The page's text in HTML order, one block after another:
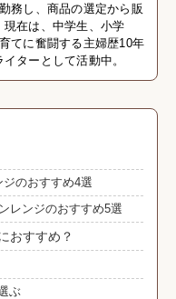
務し、商品の選定から販
在は、中学生、小学
てに奮闘する主婦歴10年
ターとして活動中。
ジのおすすめ4選
レンジのおすすめ5選
おすすめ？
ぶ